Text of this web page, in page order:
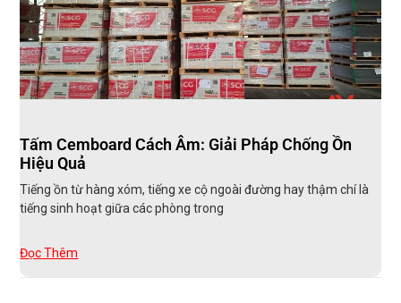
Tấm Cemboard Cách Âm: Giải Pháp Chống Ồn
Hiệu Quả
Tiếng ồn từ hàng xóm, tiếng xe cộ ngoài đường hay thậm chí là
tiếng sinh hoạt giữa các phòng trong
Đọc Thêm